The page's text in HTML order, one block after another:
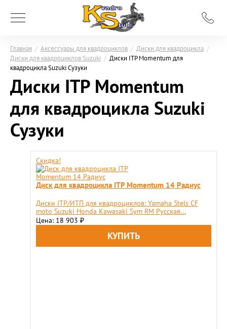
Главная / Аксессуары для квадроциклов / Диски для квадроцикла /
Диски для квадроциклов Suzuki / Диски ITP Momentum для
квадроцикла Suzuki Сузуки
Диски ITP Momentum
для квадроцикла Suzuki
Сузуки
Скидка!
Диск для квадроцикла ITP Momentum 14 Радиус
Диски ITP/ИТП для квадроциклов: Yamaha Stels CF
moto Suzuki Honda Kawasaki Sym RM Русская...
Цена: 18 903 ₽